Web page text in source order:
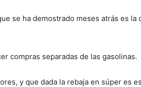
se ha demostrado meses atrás es la
compras separadas de las gasolinas.
y que dada la rebaja en súper es